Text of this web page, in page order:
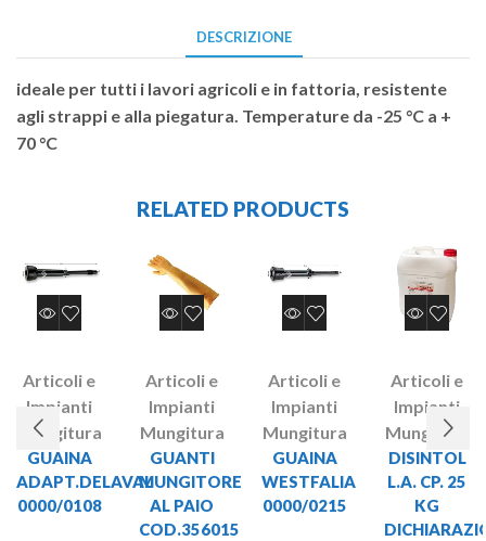
DESCRIZIONE
ideale per tutti i lavori agricoli e in fattoria, resistente
agli strappi e alla piegatura. Temperature da -25 °C a +
70 °C
RELATED PRODUCTS
Articoli e
Impianti
Mungitura
GUAINA
ADAPT.DELAVAL
0000/0108
Articoli e
Impianti
Mungitura
GUANTI
MUNGITORE
AL PAIO
COD.356015
Articoli e
Impianti
Mungitura
GUAINA
WESTFALIA
0000/0215
Articoli e
Impianti
Mungitura
DISINTOL
L.A. CP. 25
KG